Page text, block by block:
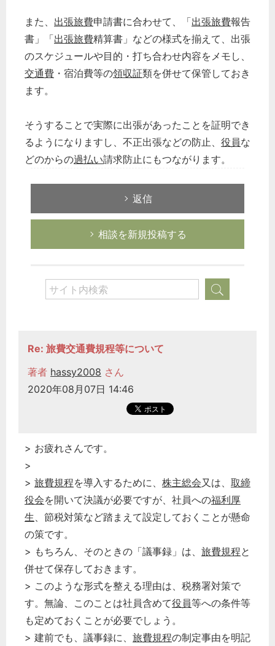
また、 出張旅費申請書に合わせて、「出張旅費報告
書」「出張旅費精算書」などの様式を揃えて、出張
のスケジュールや目的・打ち合わせ内容をメモし、
交通費 ・宿泊費等の領収証類を併せて保管しておき
ます。
そうすることで実際に出張があったことを証明でき
るようになりますし、不正出張などの防止、 役員な
どのからの過払い請求防止にもつながります。
返信
相談を新規投稿する
Re: 旅費交通費規程等について
著者 hassy2008 さん
2020年08月07日 14:46
> お疲れさんです。
>
> 旅費規程を導入するために、 株主総会又は、 取締
役会を開いて決議が必要ですが、社員への福利厚
生、節税対策など踏まえて設定しておくことが懸命
の策です。
> もちろん、そのときの「議事録」は、 旅費規程と
併せて保存しておきます。
> このような形式を整える理由は、税務署対策で
す。無論、このことは社員含めて役員等への条件等
も定めておくことが必要でしょう。
> 建前でも、議事録に、 旅費規程の制定事由を明記
選択してください
労務管理
税務経理
経営の知恵
次へ